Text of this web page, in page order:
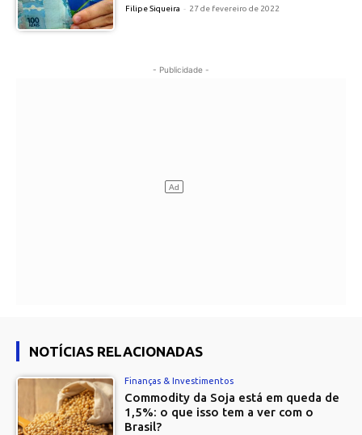
Filipe Siqueira - 27 de fevereiro de 2022
- Publicidade -
NOTÍCIAS RELACIONADAS
Finanças & Investimentos
Commodity da Soja está em queda de
1,5%: o que isso tem a ver com o
Brasil?